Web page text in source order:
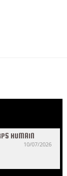
HUMAIN
10/07/2026